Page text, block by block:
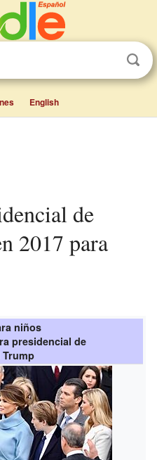
English
2017 para
niños
presidencial de
Trump